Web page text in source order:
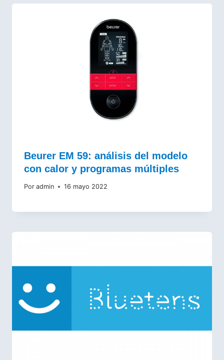
Beurer EM 59: análisis del modelo
con calor y programas múltiples
Por admin 16 mayo 2022